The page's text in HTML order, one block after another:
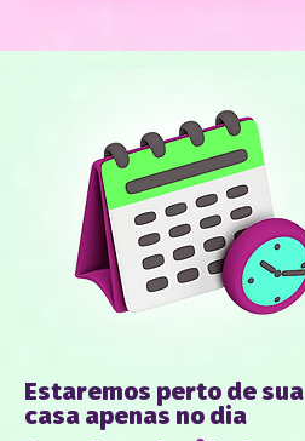
Estaremos perto de sua
casa apenas no dia